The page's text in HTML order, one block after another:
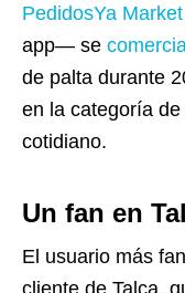
PedidosYa Market
app— se
de palta durante
en la categoría
cotidiano.
Un fan en
El usuario más
cliente de Talca,